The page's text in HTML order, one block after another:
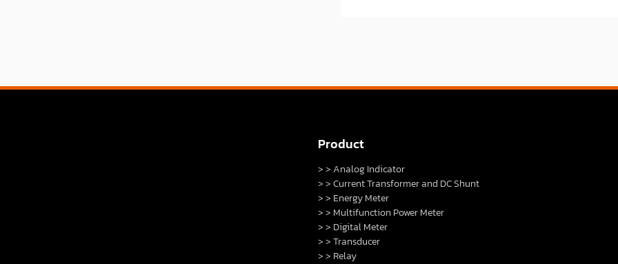
Product
> > Analog Indicator
> > Current Transformer and DC Shunt
> > Energy Meter
> > Multifunction Power Meter
> > Digital Meter
> > Transducer
> > Relay